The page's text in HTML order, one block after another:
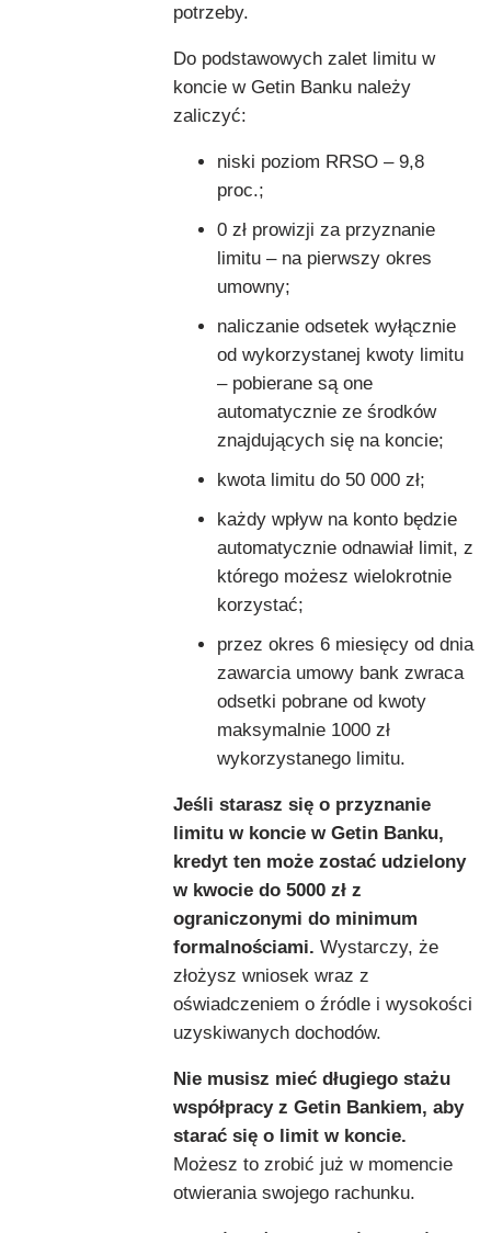
potrzeby.
Do podstawowych zalet limitu w
koncie w Getin Banku należy
zaliczyć:
niski poziom RRSO – 9,8
proc.;
0 zł prowizji za przyznanie
limitu – na pierwszy okres
umowny;
naliczanie odsetek wyłącznie
od wykorzystanej kwoty limitu
– pobierane są one
automatycznie ze środków
znajdujących się na koncie;
kwota limitu do 50 000 zł;
każdy wpływ na konto będzie
automatycznie odnawiał limit, z
którego możesz wielokrotnie
korzystać;
przez okres 6 miesięcy od dnia
zawarcia umowy bank zwraca
odsetki pobrane od kwoty
maksymalnie 1000 zł
wykorzystanego limitu.
Jeśli starasz się o przyznanie
limitu w koncie w Getin Banku,
kredyt ten może zostać udzielony
w kwocie do 5000 zł z
ograniczonymi do minimum
formalnościami. Wystarczy, że
złożysz wniosek wraz z
oświadczeniem o źródle i wysokości
uzyskiwanych dochodów.
Nie musisz mieć długiego stażu
współpracy z Getin Bankiem, aby
starać się o limit w koncie.
Możesz to zrobić już w momencie
otwierania swojego rachunku.